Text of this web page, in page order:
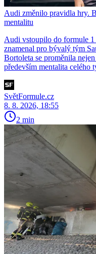
Audi změnilo pravidla hry.
mentalitu
Audi vstoupilo do formule
znamenal pro bývalý tým
Bortoleta se proměnila
především mentalita celého
SvětFormule.cz
8. 8. 2026, 18:55
2 min